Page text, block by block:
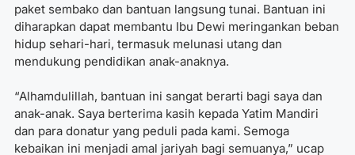
paket sembako dan bantuan langsung tunai. Bantuan ini
diharapkan dapat membantu Ibu Dewi meringankan beban
hidup sehari-hari, termasuk melunasi utang dan
mendukung pendidikan anak-anaknya.
“Alhamdulillah, bantuan ini sangat berarti bagi saya dan
anak-anak. Saya berterima kasih kepada Yatim Mandiri
dan para donatur yang peduli pada kami. Semoga
kebaikan ini menjadi amal jariyah bagi semuanya,” ucap